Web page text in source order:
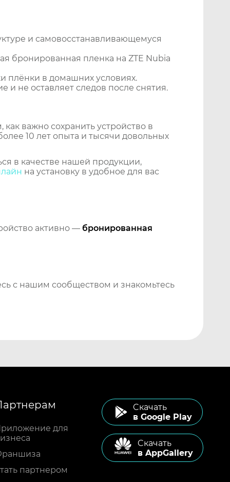
и самовосстанавливающемуся
бронированная пленка на ZTE Nubia
плёнки в домашних условиях.
и не оставляет следов после снятия.
важно сохранить устройство в
10 лет опыта и тысячи довольных
в качестве нашей продукции,
на установку в удобное для вас
активно — бронированная
с нашим сообществом и знакомьтесь
для
партнером
Cкачать
в Google Play
Cкачать
в AppGallery